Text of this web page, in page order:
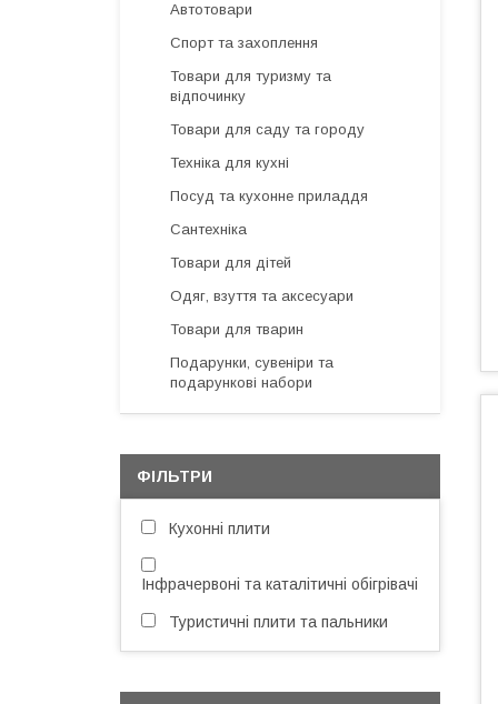
Автотовари
Спорт та захоплення
Товари для туризму та
відпочинку
Товари для саду та городу
Техніка для кухні
Посуд та кухонне приладдя
Сантехніка
Товари для дітей
Одяг, взуття та аксесуари
Товари для тварин
Подарунки, сувеніри та
подарункові набори
ФІЛЬТРИ
Кухонні плити
Інфрачервоні та каталітичні обігрівачі
Туристичні плити та пальники